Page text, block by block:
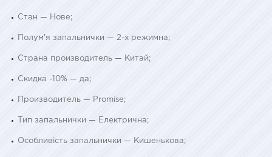
Стан — Нове;
Полум'я запальнички — 2-х режимна;
Страна производитель — Китай;
Скидка -10% — да;
Производитель — Promise;
Тип запальнички — Електрична;
Особливість запальнички — Кишенькова;